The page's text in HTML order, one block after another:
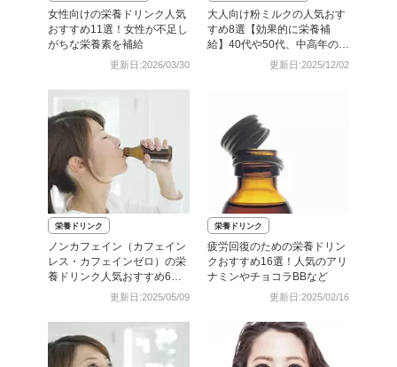
女性向けの栄養ドリンク人気
おすすめ11選！女性が不足し
がちな栄養素を補給
更新日:2026/03/30
大人向け粉ミルクの人気おす
すめ8選【効果的に栄養補
給】40代や50代、中高年の方
更新日:2025/12/02
栄養ドリンク
ノンカフェイン（カフェイン
レス・カフェインゼロ）の栄
養ドリンク人気おすすめ6
選！就寝前の栄養補給に
更新日:2025/05/09
栄養ドリンク
疲労回復のための栄養ドリン
クおすすめ16選！人気のアリ
ナミンやチョコラBBなど
更新日:2025/02/16